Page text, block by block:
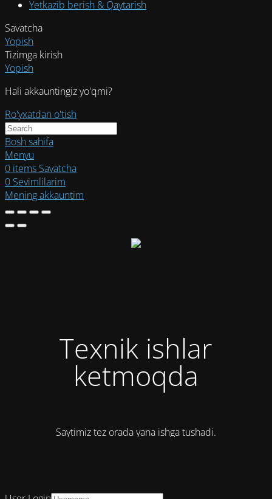
Yetkazib berish & Qaytarish
Savatcha
Yopish
Tizimga kirish
Yopish
Hali akkauntingiz yo'qmi?
Ro'yxatdan o'tish
Bosh sahifa
Menyu
0 items Savatcha
0 Sevimlilarim
Mening akkauntim
Texnik ishlar
ketmoqda
Saytimiz tez orada yana ishga tushadi.